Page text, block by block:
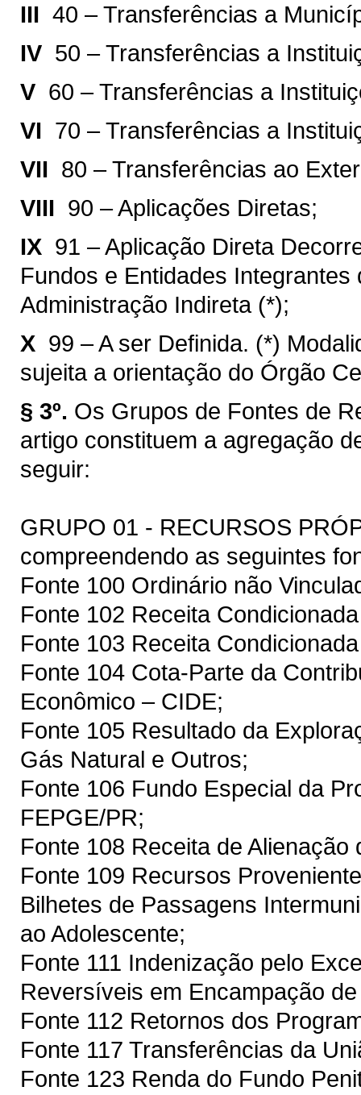
III  40 – Transferências a
IV  50 – Transferências a
V  60 – Transferências a
VI  70 – Transferências a
VII  80 – Transferências ao
VIII  90 – Aplicações Diretas;
IX  91 – Aplicação Direta
Fundos e Entidades
Administração Indireta (*);
X  99 – A ser Definida. (*)
sujeita a orientação do Órgão
§ 3º. Os Grupos de Fontes de
artigo constituem a agregação
seguir:
GRUPO 01 - RECURSOS
compreendendo as seguintes
Fonte 100 Ordinário não
Fonte 102 Receita
Fonte 103 Receita
Fonte 104 Cota-Parte da
Econômico – CIDE;
Fonte 105 Resultado da
Gás Natural e Outros;
Fonte 106 Fundo Especial da
FEPGE/PR;
Fonte 108 Receita de
Fonte 109 Recursos
Bilhetes de Passagens
ao Adolescente;
Fonte 111 Indenização pelo
Reversíveis em Encampação
Fonte 112 Retornos dos
Fonte 117 Transferências da
Fonte 123 Renda do Fundo